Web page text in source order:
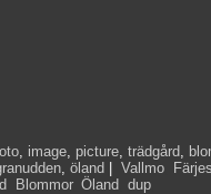
, image, picture, trädgård,
, öland Vallmo
Blommor, Öland dup